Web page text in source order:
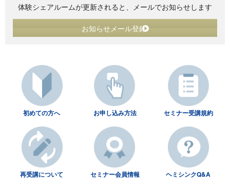
体験シェアルームが更新されると、メールでお知らせします
お知らせメール登録
初めての方へ お申し込み方法 セミナー受講規約
再受講について セミナー会員情報 ヘミシンクQ&A